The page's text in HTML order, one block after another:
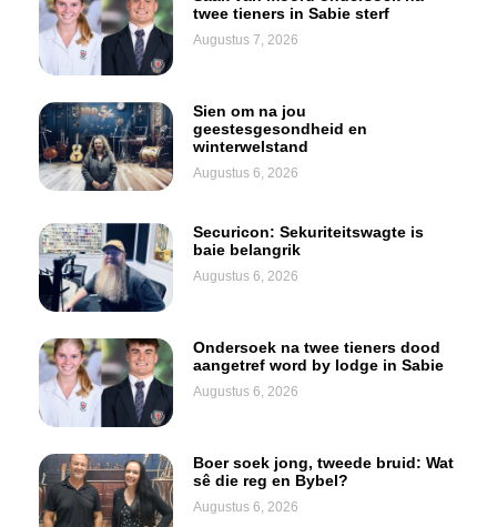
twee tieners in Sabie sterf
Augustus 7, 2026
Sien om na jou
geestesgesondheid en
winterwelstand
Augustus 6, 2026
Securicon: Sekuriteitswagte is
baie belangrik
Augustus 6, 2026
Ondersoek na twee tieners dood
aangetref word by lodge in Sabie
Augustus 6, 2026
Boer soek jong, tweede bruid: Wat
sê die reg en Bybel?
Augustus 6, 2026